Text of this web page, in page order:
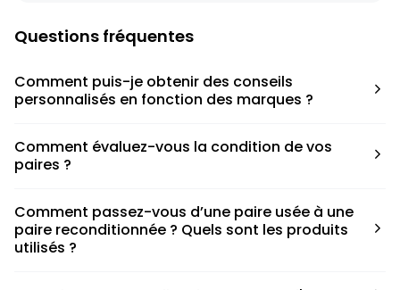
Questions fréquentes
Comment puis-je obtenir des conseils
personnalisés en fonction des marques ?
pour déterminer la taille appropriée, que ce soit une taille
en dessous, au-dessus ou correspondant à votre taille
Comment évaluez-vous la condition de vos
paires ?
défauts spécifiques de chaque paire.
Comment passez-vous d’une paire usée à une
paire reconditionnée ? Quels sont les produits
utilisés ?